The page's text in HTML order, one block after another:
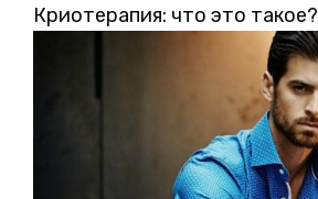
Криотерапия: что это такое?